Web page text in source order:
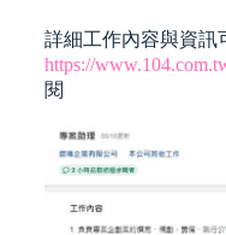
詳細工作內容與資訊
https://
閱